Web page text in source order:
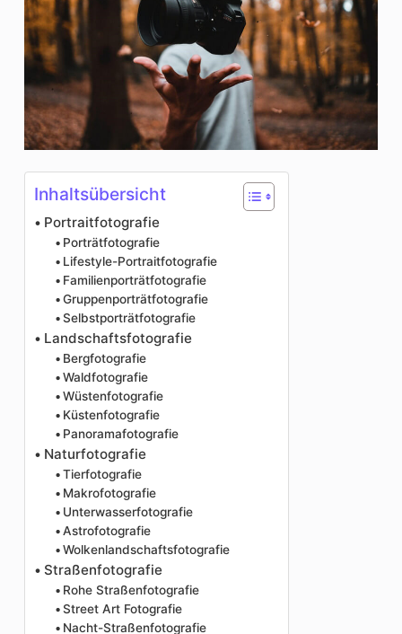
Inhaltsübersicht
Portraitfotografie
Porträtfotografie
Lifestyle-Portraitfotografie
Familienporträtfotografie
Gruppenporträtfotografie
Selbstporträtfotografie
Landschaftsfotografie
Bergfotografie
Waldfotografie
Wüstenfotografie
Küstenfotografie
Panoramafotografie
Naturfotografie
Tierfotografie
Makrofotografie
Unterwasserfotografie
Astrofotografie
Wolkenlandschaftsfotografie
Straßenfotografie
Rohe Straßenfotografie
Street Art Fotografie
Nacht-Straßenfotografie